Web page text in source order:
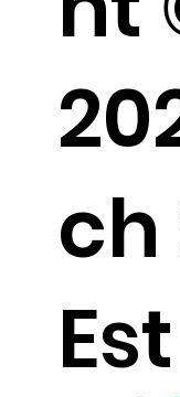
ch
Est